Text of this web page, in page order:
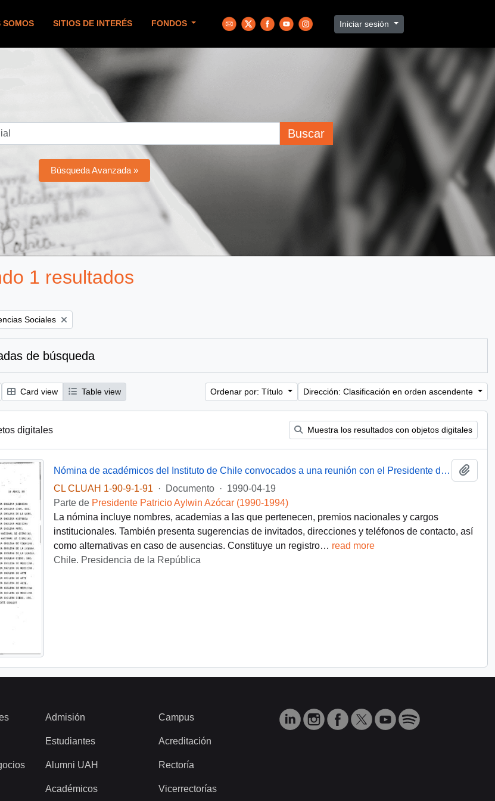
SOMOS SITIOS DE INTERÉS FONDOS Iniciar sesión
Buscar
Búsqueda Avanzada »
1 resultados
Sociales
de búsqueda
Card view Table view Ordenar por: Título Dirección: Clasificación en orden ascendente
digitales Muestra los resultados con objetos digitales
Nómina de académicos del Instituto de Chile convocados a una reunión con el Presidente de la República el 19 de abril de 1990
CL CLUAH 1-90-9-1-91
· Documento · 1990-04-19
Parte de Presidente Patricio Aylwin Azócar (1990-1994)
La nómina incluye nombres, academias a las que pertenecen, premios nacionales y cargos
institucionales. También presenta sugerencias de invitados, direcciones y teléfonos de contacto, así
como alternativas en caso de ausencias. Constituye un registro… read more
Chile. Presidencia de la República
Admisión
Estudiantes
Alumni UAH
Académicos
Campus
Acreditación
Rectoría
Vicerrectorías